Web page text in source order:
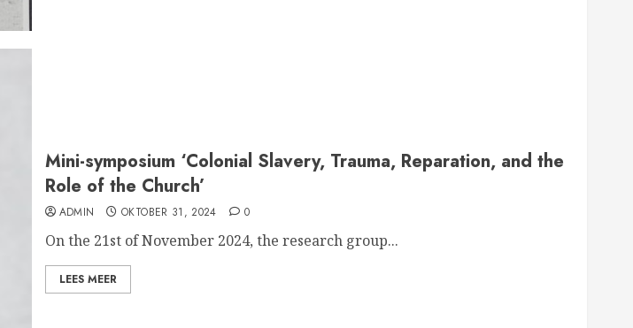
Mini-symposium ‘Colonial Slavery, Trauma, Reparation, and the
Role of the Church’
ADMIN OKTOBER 31, 2024 0
On the 21st of November 2024, the research group...
LEES MEER